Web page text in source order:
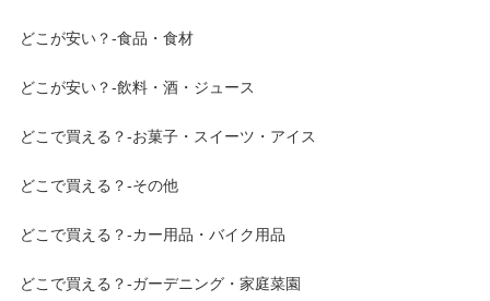
どこが安い？-食品・食材
どこが安い？-飲料・酒・ジュース
どこで買える？-お菓子・スイーツ・アイス
どこで買える？-その他
どこで買える？-カー用品・バイク用品
どこで買える？-ガーデニング・家庭菜園